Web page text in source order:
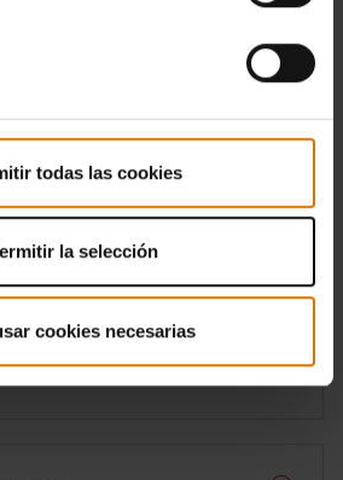
todas las cookies
la selección
cookies necesarias
pescados
mariscos